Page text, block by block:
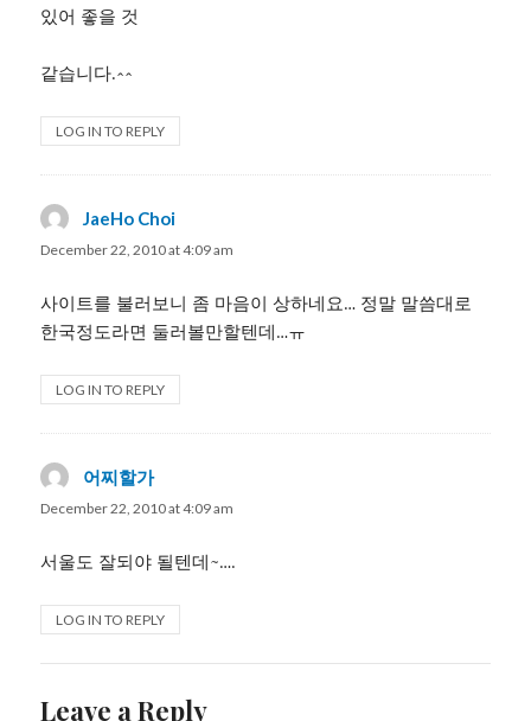
있어 좋을 것
같습니다.^^
LOG IN TO REPLY
JaeHo Choi
December 22, 2010 at 4:09 am
사이트를 불러보니 좀 마음이 상하네요… 정말 말씀대로
한국정도라면 둘러볼만할텐데…ㅠ
LOG IN TO REPLY
어찌할가says:
December 22, 2010 at 4:09 am
서울도 잘되야 될텐데~….
LOG IN TO REPLY
Leave a Reply